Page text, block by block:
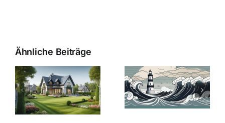
Ähnliche Beiträge
Bauzinsen im
Sturm: Die
aktuelle
Entwicklung
Die Evolution
der
Bauzinsen: Ein
Blick in die